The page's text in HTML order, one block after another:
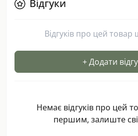
Відгуки
Відгуків про цей
+ Додати
Немає відгуків про цей
першим, залиште